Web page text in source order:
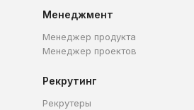
Менеджмент
Менеджер продукта
Менеджер проектов
Рекрутинг
Рекрутеры